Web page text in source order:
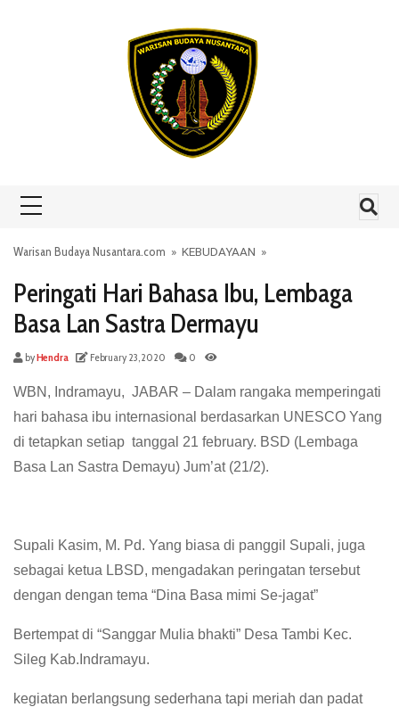
Warisan Budaya Nusantara.com » KEBUDAYAAN »
Peringati Hari Bahasa Ibu, Lembaga
Basa Lan Sastra Dermayu
byHendra February 23, 2020 0
WBN, Indramayu, JABAR – Dalam rangaka memperingati
hari bahasa ibu internasional berdasarkan UNESCO Yang
di tetapkan setiap tanggal 21 february. BSD (Lembaga
Basa Lan Sastra Demayu) Jum’at (21/2).
Supali Kasim, M. Pd. Yang biasa di panggil Supali, juga
sebagai ketua LBSD, mengadakan peringatan tersebut
dengan dengan tema “Dina Basa mimi Se-jagat”
Bertempat di “Sanggar Mulia bhakti” Desa Tambi Kec.
Sileg Kab.Indramayu.
kegiatan berlangsung sederhana tapi meriah dan padat